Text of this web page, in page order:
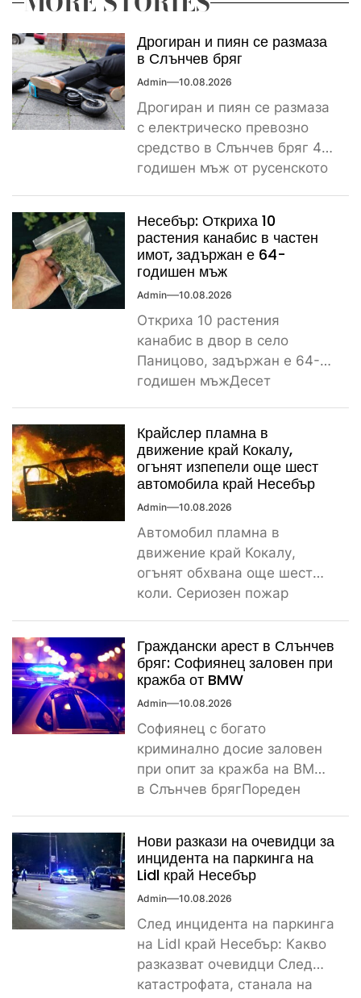
Дрогиран и пиян се размаза
в Слънчев бряг
Admin 10.08.2026
Дрогиран и пиян се размаза
с електрическо превозно
средство в Слънчев бряг 45-
годишен мъж от русенското
Несебър: Откриха 10
растения канабис в частен
имот, задържан е 64-
годишен мъж
Admin 10.08.2026
Откриха 10 растения
канабис в двор в село
Паницово, задържан е 64-
годишен мъжДесет
Крайслер пламна в
движение край Кокалу,
огънят изпепели още шест
автомобила край Несебър
Admin 10.08.2026
Автомобил пламна в
движение край Кокалу,
огънят обхвана още шест
коли. Сериозен пожар
Граждански арест в Слънчев
бряг: Софиянец заловен при
кражба от BMW
Admin 10.08.2026
Софиянец с богато
криминално досие заловен
при опит за кражба на BMW
в Слънчев брягПореден
Нови разкази на очевидци за
инцидента на паркинга на
Lidl край Несебър
Admin 10.08.2026
След инцидента на паркинга
на Lidl край Несебър: Какво
разказват очевидци След
катастрофата, станала на